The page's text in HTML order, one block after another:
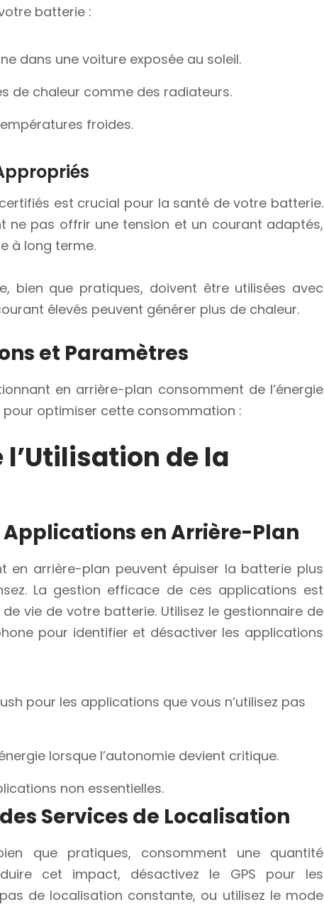
batterie :
dans une voiture exposée au soleil.
de chaleur comme des radiateurs.
froides.
est crucial pour la santé de votre batterie.
ne pas offrir une tension et un courant adaptés,
à long terme.
bien que pratiques, doivent être utilisées avec
élevés peuvent générer plus de chaleur.
et Paramètres
en arrière-plan consomment de l’énergie
optimiser cette consommation :
de la
Applications en Arrière-Plan
en arrière-plan peuvent épuiser la batterie plus
La gestion efficace de ces applications est
vie de votre batterie. Utilisez le gestionnaire de
pour identifier et désactiver les applications
pour les applications que vous n’utilisez pas
lorsque l’autonomie devient critique.
non essentielles.
Services de Localisation
que pratiques, consomment une quantité
cet impact, désactivez le GPS pour les
de localisation constante, ou utilisez le mode